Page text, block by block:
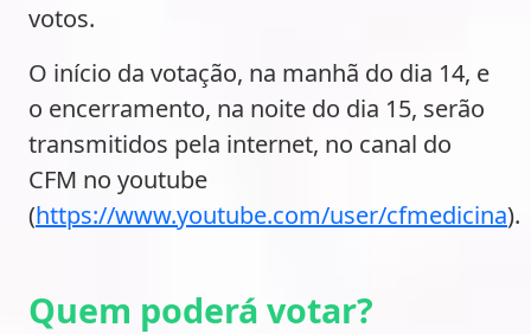
votos.
O início da votação, na manhã do dia 14, e
o encerramento, na noite do dia 15, serão
transmitidos pela internet, no canal do
CFM no youtube
(https://www.youtube.com/user/cfmedicina).
Quem poderá votar?